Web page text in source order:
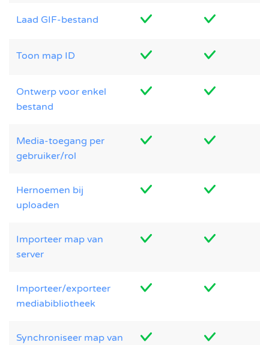
Laad GIF-bestand
Toon map ID
Ontwerp voor enkel
bestand
Media-toegang per
gebruiker/rol
Hernoemen bij
uploaden
Importeer map van
server
Importeer/exporteer
mediabibliotheek
Synchroniseer map van